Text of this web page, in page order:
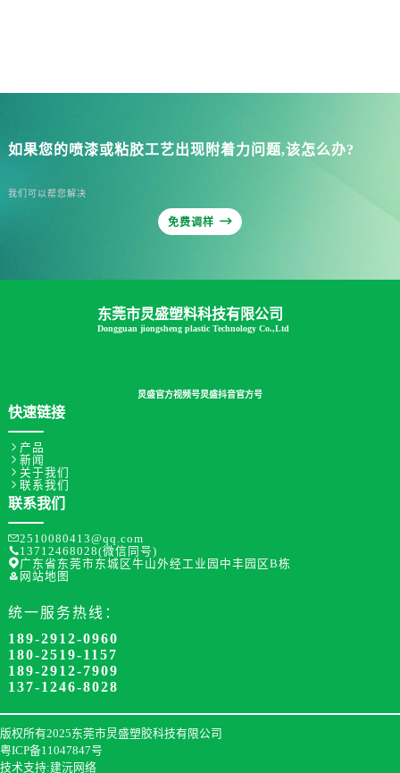
如果您的喷漆或粘胶工艺出现附着力问题,该怎么办?
我们可以帮您解决
免费调样 
东莞市炅盛塑料科技有限公司
Dongguan jiongsheng plastic Technology Co.,Ltd
炅盛官方视频号炅盛抖音官方号
快速链接
 产品
 新闻
 关于我们
 联系我们
联系我们
2510080413@qq.com
13712468028(微信同号)
广东省东莞市东城区牛山外经工业园中丰园区B栋
 网站地图
统一服务热线：
189-2912-0960
180-2519-1157
189-2912-7909
137-1246-8028
版权所有2025东莞市炅盛塑胶科技有限公司
粤ICP备11047847号
技术支持:建沅网络